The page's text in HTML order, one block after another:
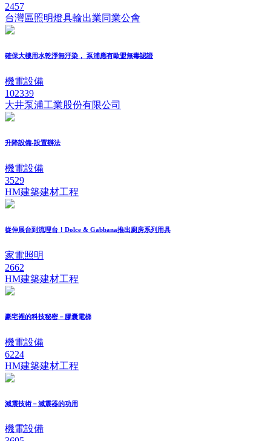
2457
台灣區照明燈具輸出業同業公會
確保大樓用水乾淨無汙染， 泵浦應有歐盟無毒認證
機電設備
102339
大井泵浦工業股份有限公司
升降設備-設置辦法
機電設備
3529
HM建築建材工程
從伸展台到流理台！Dolce & Gabbana推出廚房系列用具
家電照明
2662
HM建築建材工程
豪宅裡的科技秘密－膠囊電梯
機電設備
6224
HM建築建材工程
減震技術－減震器的功用
機電設備